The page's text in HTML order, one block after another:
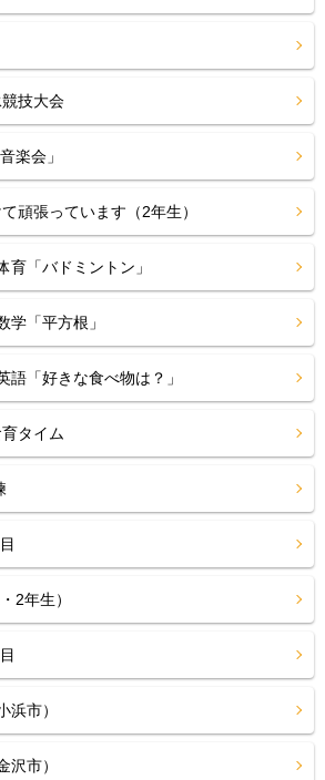
技大会
楽会」
頑張っています（2年生）
育「バドミントン」
学「平方根」
語「好きな食べ物は？」
タイム
2年生）
市）
市）